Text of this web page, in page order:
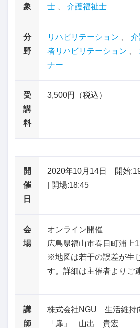
象
士
介護福祉士
分
野
リハビリテーション 介
者リハビリテーション
ナー
受
講
料
3,500円（税込）
開
催
日
2020年10月14日 開始
| 開場:18:45
会
場
オンライン開催
広島県福山市春日町浦上
※地図は若干の誤差が生
す。詳細は主催者よりご
講
師
株式会社NGU 生活維持
「扉」 山出 貴宏